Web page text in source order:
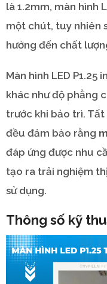
là 1.2mm, màn hình
một chút, tuy nhiên
hưởng đến chất
Màn hình LED
khác như độ phẳng
trước khi bảo trì.
đều đảm bảo rằng
đáp ứng được nhu
tạo ra trải nghiệm
sử dụng.
Thông số kỹ